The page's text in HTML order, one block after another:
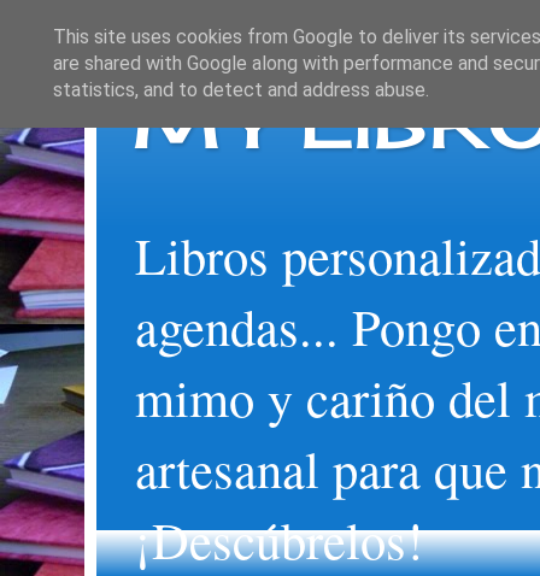
MY
Libros
agendas... Pongo
mimo y cariño del
artesanal para que
¡Descúbrelos!
This site uses cookies from Google to deliver its
are shared with Google along with performance and
statistics, and to detect and address abuse.